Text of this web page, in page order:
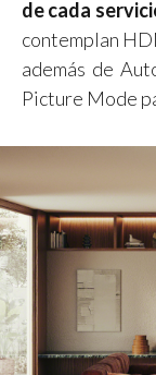
de cada
contemplan
además de
Picture Mode